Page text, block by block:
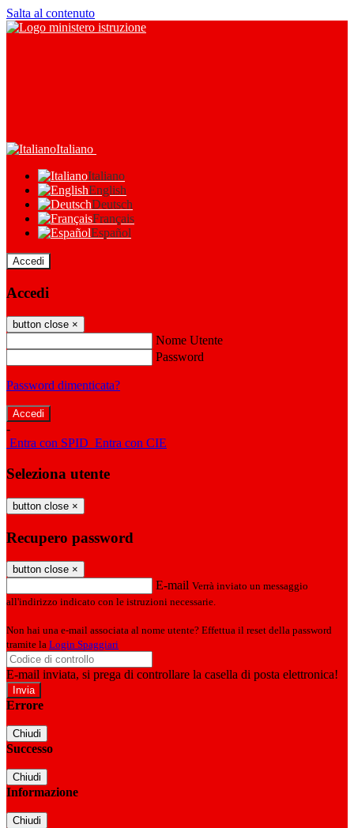
Salta al contenuto
Italiano
Italiano
English
Deutsch
Français
Español
Accedi
Accedi
button close ×
Nome Utente
Password
Password dimenticata?
-
Entra con SPID Entra con CIE
Seleziona utente
button close ×
Recupero password
button close ×
E-mail Verrà inviato un messaggio
all'indirizzo indicato con le istruzioni necessarie.
Non hai una e-mail associata al nome utente? Effettua il reset della password
tramite la Login Spaggiari
E-mail inviata, si prega di controllare la casella di posta elettronica!
Errore
Chiudi
Successo
Chiudi
Informazione
Chiudi